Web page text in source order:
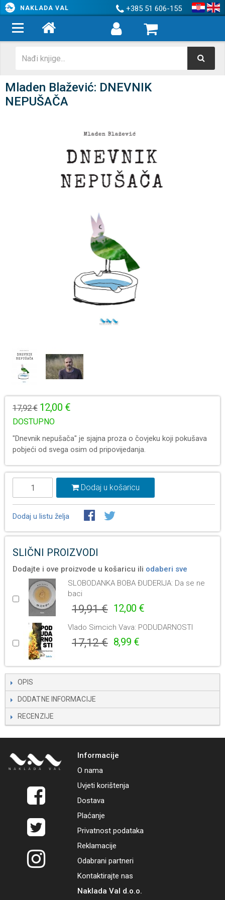
NAKLADA VAL +385 51 606-155
Mladen Blažević: DNEVNIK
NEPUŠAČA
17,92 € 12,00 €
DOSTUPNO
"Dnevnik nepušača" je sjajna proza o čovjeku koji pokušava
pobjeći od svega osim od pripovijedanja.
Dodaj u košaricu
Dodaj u listu želja
SLIČNI PROIZVODI
Dodajte i ove proizvode u košaricu ili odaberi sve
SLOBODANKA BOBA ĐUDERIJA: Da se ne
baci
19,91 € 12,00 €
Vlado Simcich Vava: PODUDARNOSTI
17,12 € 8,99 €
OPIS
DODATNE INFORMACIJE
RECENZIJE
Informacije
O nama
Uvjeti korištenja
Dostava
Plaćanje
Privatnost podataka
Reklamacije
Odabrani partneri
Kontaktirajte nas
Naklada Val d.o.o.